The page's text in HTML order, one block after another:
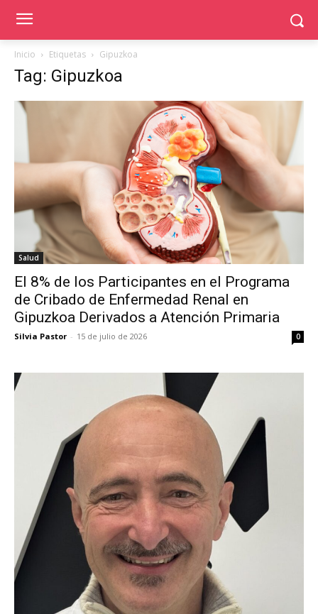
Inicio Etiquetas Gipuzkoa
Tag: Gipuzkoa
Salud
El 8% de los Participantes en el Programa
de Cribado de Enfermedad Renal en
Gipuzkoa Derivados a Atención Primaria
Silvia Pastor - 15 de julio de 2026 0